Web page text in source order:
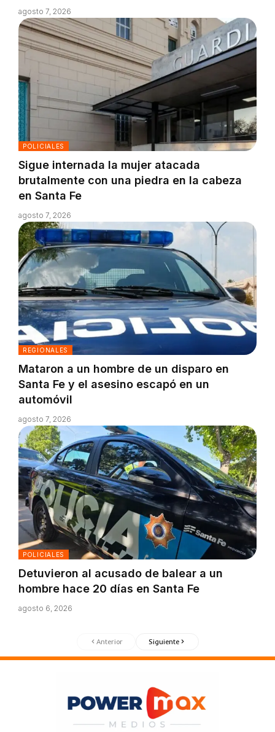
agosto 7, 2026
POLICIALES
Sigue internada la mujer atacada
brutalmente con una piedra en la cabeza
en Santa Fe
agosto 7, 2026
REGIONALES
Mataron a un hombre de un disparo en
Santa Fe y el asesino escapó en un
automóvil
agosto 7, 2026
POLICIALES
Detuvieron al acusado de balear a un
hombre hace 20 días en Santa Fe
agosto 6, 2026
Anterior Siguiente